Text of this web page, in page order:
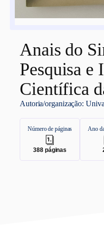
Anais do
Pesquisa e
Científica
Autoria/organização:
Número de páginas
388páginas
Ano